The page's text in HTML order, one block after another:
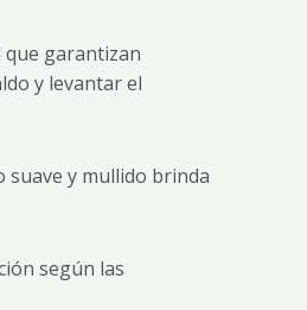
que garantizan
y levantar el
suave y mullido brinda
según las